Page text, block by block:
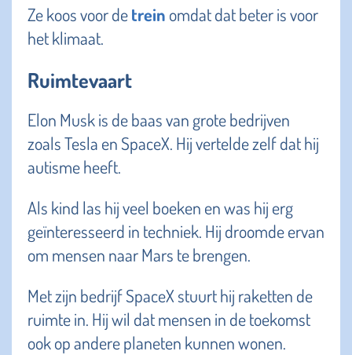
Ze koos voor detrein omdat dat beter is voor
het klimaat.
Ruimtevaart
Elon Musk is de baas van grote bedrijven
zoals Tesla en SpaceX. Hij vertelde zelf dat hij
autisme heeft.
Als kind las hij veel boeken en was hij erg
geïnteresseerd in techniek. Hij droomde ervan
om mensen naar Mars te brengen.
Met zijn bedrijf SpaceX stuurt hij raketten de
ruimte in. Hij wil dat mensen in de toekomst
ook op andere planeten kunnen wonen.